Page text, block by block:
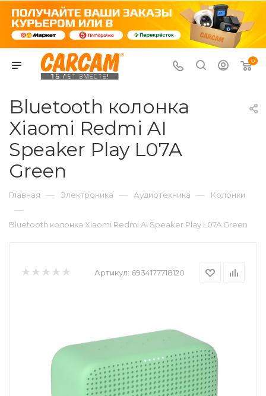
0
Bluetooth колонка
Xiaomi Redmi AI
Speaker Play L07A
Green
Главная — Электроника — Аудиотехника — Колонки
—
Bluetooth колонка Xiaomi Redmi AI Speaker Play L07A Green
Артикул: 6934177718120